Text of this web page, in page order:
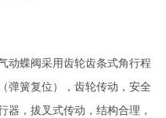
动蝶阀采用齿轮齿条式角行程
弹簧复位），齿轮传动，安全
器，拔叉式传动，结构合理，